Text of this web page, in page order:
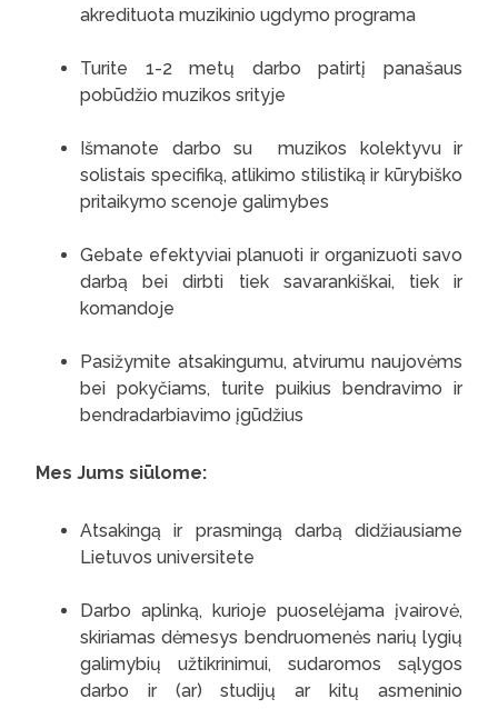
akredituota muzikinio ugdymo programa
Turite 1-2 metų darbo patirtį panašaus
pobūdžio muzikos srityje
Išmanote darbo su muzikos kolektyvu ir
solistais specifiką, atlikimo stilistiką ir kūrybiško
pritaikymo scenoje galimybes
Gebate efektyviai planuoti ir organizuoti savo
darbą bei dirbti tiek savarankiškai, tiek ir
komandoje
Pasižymite atsakingumu, atvirumu naujovėms
bei pokyčiams, turite puikius bendravimo ir
bendradarbiavimo įgūdžius
Mes Jums siūlome:
Atsakingą ir prasmingą darbą didžiausiame
Lietuvos universitete
Darbo aplinką, kurioje puoselėjama įvairovė,
skiriamas dėmesys bendruomenės narių lygių
galimybių užtikrinimui, sudaromos sąlygos
darbo ir (ar) studijų ar kitų asmeninio